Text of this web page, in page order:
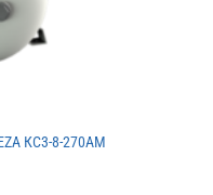
КС3-8-270АМ